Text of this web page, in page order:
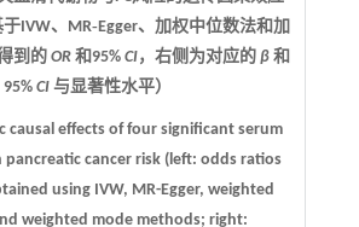
于IVW、 MR‑Egger、加权中位数法和加
到的 OR和95% CI，右侧为对应的 β和
95%CI 与显著性水平）
causal effects of four significant serum
pancreatic cancer risk (left: odds ratios
using IVW, MR-Egger, weighted
weighted mode methods; right: